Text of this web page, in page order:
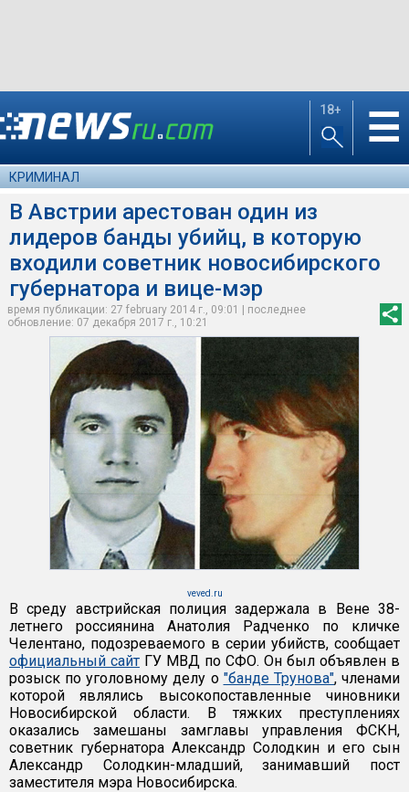
18+ ☰
КРИМИНАЛ
В Австрии арестован один из
лидеров банды убийц, в которую
входили советник новосибирского
губернатора и вице-мэр
время публикации: 27 february 2014 г., 09:01 | последнее
обновление: 07 декабря 2017 г., 10:21
veved.ru
В среду австрийская полиция задержала в Вене 38-
летнего россиянина Анатолия Радченко по кличке
Челентано, подозреваемого в серии убийств, сообщает
официальный сайт ГУ МВД по СФО. Он был объявлен в
розыск по уголовному делу о "банде Трунова", членами
которой являлись высокопоставленные чиновники
Новосибирской области. В тяжких преступлениях
оказались замешаны замглавы управления ФСКН,
советник губернатора Александр Солодкин и его сын
Александр Солодкин-младший, занимавший пост
заместителя мэра Новосибирска.